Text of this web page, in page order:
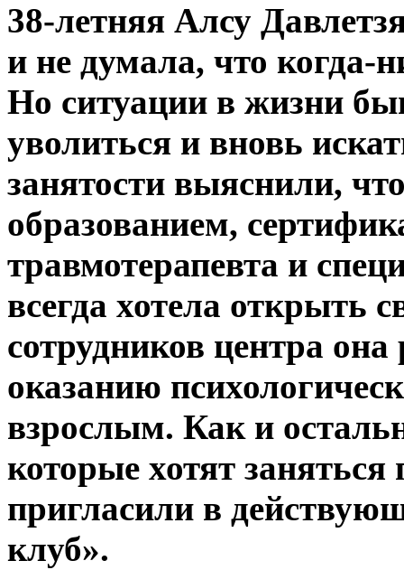
38-летняя Алсу
и не думала, что когда-
Но ситуации в жизни
уволиться и вновь
занятости выяснили,
образованием,
травмотерапевта и
всегда хотела открыть
сотрудников центра
оказанию
взрослым. Как и
которые хотят
пригласили в
клуб».